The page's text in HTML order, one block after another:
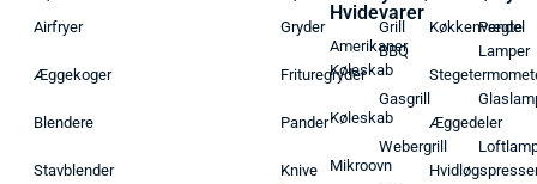
Airfryer
Æggekoger
Blendere
Stavblender
Gryder
Frituregryder
Pander
Knive
Hvidevarer
Amerikaner
Køleskab
Køleskab
Mikroovn
Grill
BBQ
Gasgrill
Webergrill
Køkkenvægte
Æggedeler
Pendel
Lamper